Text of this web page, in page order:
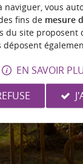
naviguer, vous
fins de mesure
du site proposent
EN SAVOIR